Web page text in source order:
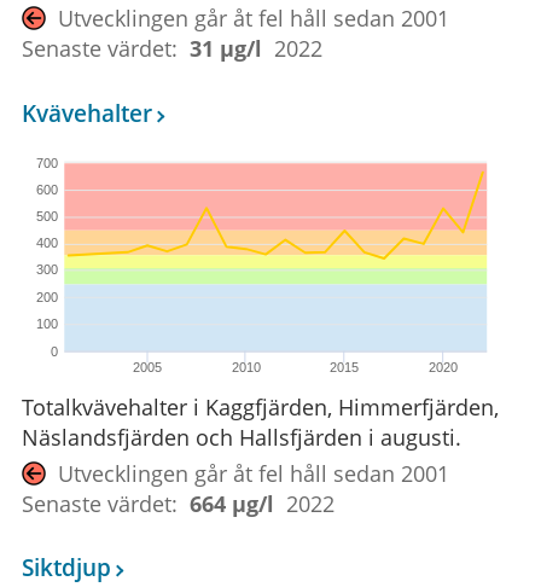
Utvecklingen går åt fel håll sedan 2001
Senaste värdet: 31 µg/l 2022
2005 2010 2015 2020
0
100
200
300
400
500
600
700
Kvävehalter
Totalkvävehalter i Kaggfjärden, Himmerfjärden,
Näslandsfjärden och Hallsfjärden i augusti.
Utvecklingen går åt fel håll sedan 2001
Senaste värdet: 664 µg/l 2022
Siktdjup